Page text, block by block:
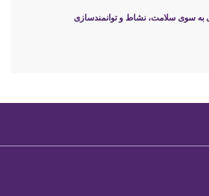
به سوی سلامت، نشاط و توانمندسازی